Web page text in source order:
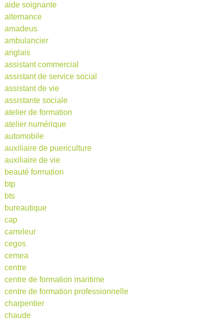
aide soignante
alternance
amadeus
ambulancier
anglais
assistant commercial
assistant de service social
assistant de vie
assistante sociale
atelier de formation
atelier numérique
automobile
auxiliaire de puericulture
auxiliaire de vie
beauté formation
btp
bts
bureautique
cap
carreleur
cegos
cemea
centre
centre de formation maritime
centre de formation professionnelle
charpentier
chaude